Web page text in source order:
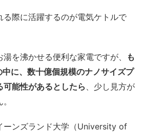
る際に活躍するのが電気ケトルで
を沸かせる便利な家電ですが、
も
中に、数十億個規模のナノサイズプ
能性があるとしたら 、少し見方が
ーンズランド大学（University of